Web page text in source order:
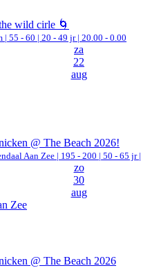
wild cirle 🌀
| 55 - 60 | 20 - 49 jr | 20.00 - 0.00
za
22
aug
@ The Beach 2026!
Aan Zee | 195 - 200 | 50 - 65 jr |
zo
30
aug
Zee
@ The Beach 2026